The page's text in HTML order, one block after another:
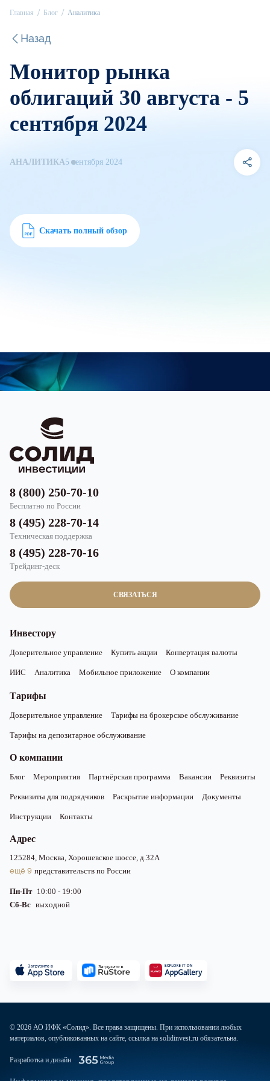
Главная Блог Аналитика
Назад
Монитор рынка
облигаций 30 августа - 5
сентября 2024
АНАЛИТИКА5 сентября 2024
Скачать полный обзор
СВЯЗАТЬСЯ
8 (800) 250-70-10
Бесплатно по России
8 (495) 228-70-14
Техническая поддержка
8 (495) 228-70-16
Трейдинг-деск
Инвестору
Доверительное управление Купить акции Конвертация валюты
ИИС Аналитика Мобильное приложение О компании
Тарифы
Доверительное управление Тарифы на брокерское обслуживание
Тарифы на депозитарное обслуживание
О компании
Блог Мероприятия Партнёрская программа Вакансии Реквизиты
Реквизиты для подрядчиков Раскрытие информации Документы
Инструкции Контакты
Адрес
125284, Москва, Хорошевское шоссе, д.32А
ещё 9 представительств по России
Пн-Пт 10:00 - 19:00
Сб-Вс выходной
© 2026 АО ИФК «Солид». Все права защищены. При использовании любых
материалов, опубликованных на сайте, ссылка на solidinvest.ru обязательна.
Разработка и дизайн